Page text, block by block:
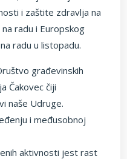
i zaštite zdravlja na
radu i Europskog
radu u listopadu.
građevinskih
Čakovec čiji
naše Udruge.
i međusobnoj
aktivnosti jest rast